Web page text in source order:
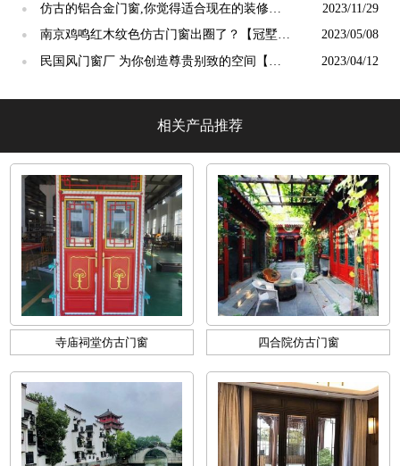
●
仿古的铝合金门窗,你觉得适合现在的装修吗?
【冠墅阳光】
2023/11/29
●
南京鸡鸣红木纹色仿古门窗出圈了？【冠墅阳
光】
2023/05/08
●
民国风门窗厂 为你创造尊贵别致的空间【冠
2023/04/12
相关产品推荐
寺庙祠堂仿古门窗 四合院仿古门窗